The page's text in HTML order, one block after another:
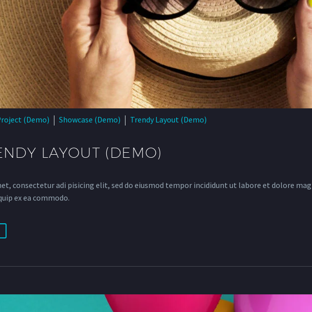
(Demo) Showcase (Demo) Trendy Layout (Demo)
LAYOUT (DEMO)
consectetur adi pisicing elit, sed do eiusmod tempor incididunt ut labore et dolore
ex ea commodo.